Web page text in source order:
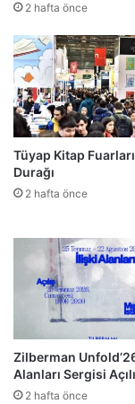
2 hafta önce
Tüyap Kitap
Durağı
2 hafta önce
Zilberman
Alanları Sergisi
2 hafta önce